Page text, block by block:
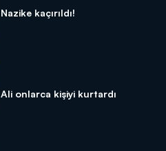
Nazike kaçırıldı!
Ali onlarca kişiyi kurtardı